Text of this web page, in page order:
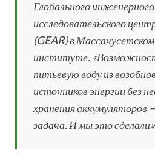
Глобального
исследовательского
(GEAR) в
институте.
питьевую воду из
источников энергии без
хранения аккумуляторов
задача. И мы это